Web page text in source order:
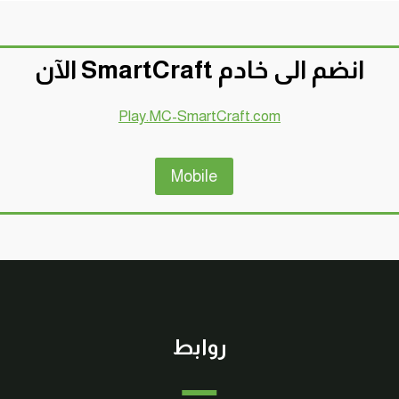
انضم الى خادم SmartCraft الآن
Play.MC-SmartCraft.com
Mobile
روابط